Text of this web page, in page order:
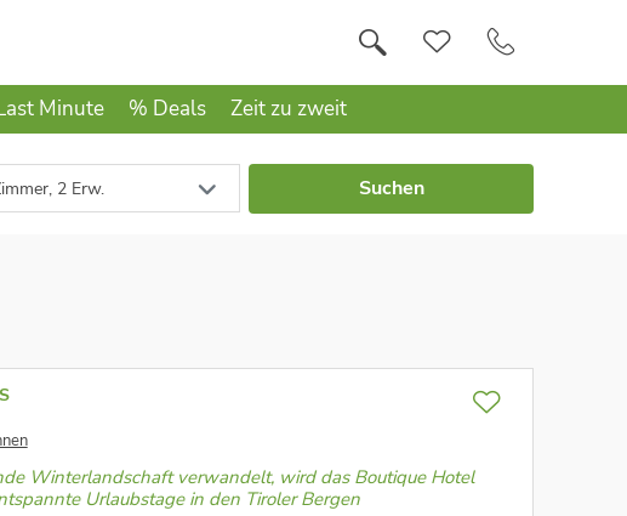
Minute % Deals Zeit zu zweit
2 Erw. Suchen
S
Winterlandschaft verwandelt, wird das Boutique Hotel
Urlaubstage in den Tiroler Bergen